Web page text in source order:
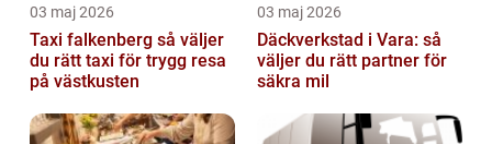
03 maj 2026
Taxi falkenberg så väljer
du rätt taxi för trygg resa
på västkusten
03 maj 2026
Däckverkstad i Vara: så
väljer du rätt partner för
säkra mil